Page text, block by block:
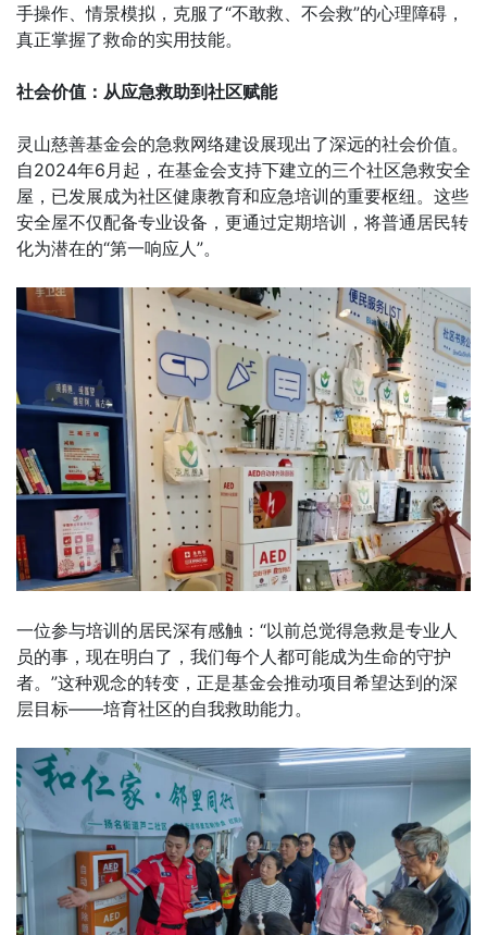
手操作、情景模拟，克服了“不敢救、不会救”的心理障碍，
真正掌握了救命的实用技能。
社会价值：从应急救助到社区赋能
灵山慈善基金会的急救网络建设展现出了深远的社会价值。
自2024年6月起，在基金会支持下建立的三个社区急救安全
屋，已发展成为社区健康教育和应急培训的重要枢纽。这些
安全屋不仅配备专业设备，更通过定期培训，将普通居民转
化为潜在的“第一响应人”。
一位参与培训的居民深有感触：“以前总觉得急救是专业人
员的事，现在明白了，我们每个人都可能成为生命的守护
者。”这种观念的转变，正是基金会推动项目希望达到的深
层目标——培育社区的自我救助能力。